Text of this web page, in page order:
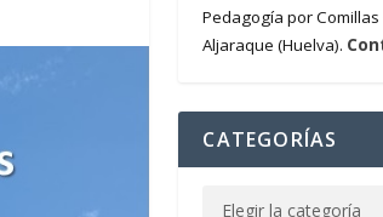
Pedagogía por Comillas
Aljaraque (Huelva).
CATEGORÍAS